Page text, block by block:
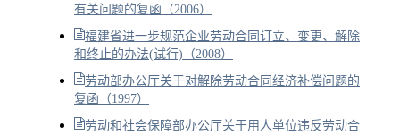
有关问题的复函（2006）
福建省进一步规范企业劳动合同订立、变更、解除
和终止的办法(试行)（2008）
劳动部办公厅关于对解除劳动合同经济补偿问题的
复函（1997）
劳动和社会保障部办公厅关于用人单位违反劳动合